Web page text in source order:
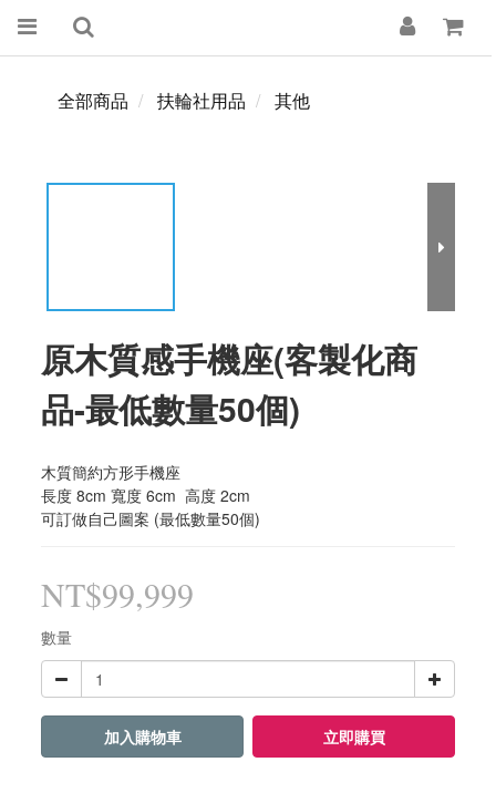
全部商品 扶輪社用品 其他
原木質感手機座(客製化商
品-最低數量50個)
木質簡約方形手機座
長度 8cm 寬度 6cm  高度 2cm
可訂做自己圖案 (最低數量50個)
NT$99,999
數量
加入購物車 立即購買